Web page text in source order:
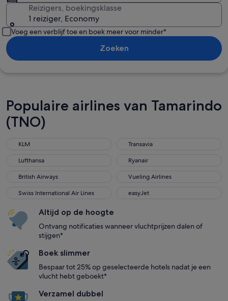
Reizigers, boekingsklasse
1 reiziger, Economy
Voeg een verblijf toe en boek meer voor minder*
Zoeken
Populaire airlines van Tamarindo
(TNO)
KLM
Transavia
Lufthansa
Ryanair
British Airways
Vueling Airlines
Swiss International Air Lines
easyJet
Altijd op de hoogte
Ontvang notificaties wanneer vluchtprijzen dalen of
stijgen*
Boek slimmer
Bespaar tot 25% op geselecteerde hotels nadat je een
vlucht hebt geboekt*
Verzamel dubbel